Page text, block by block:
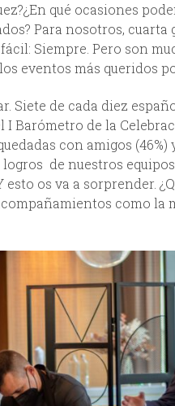
qué ocasiones
Para nosotros,
Siempre. Pero son
eventos más queridos
de cada diez
I Barómetro de la
con amigos
de nuestros
os va a sorprender.
como la